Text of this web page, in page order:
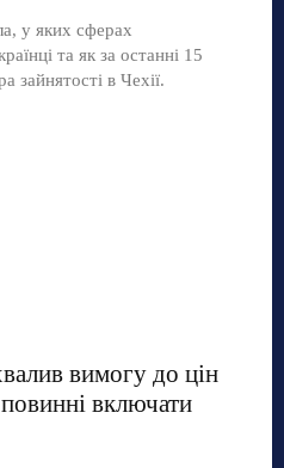
у яких сферах
та як за останні 15
зайнятості в Чехії.
вимогу до цін
повинні включати